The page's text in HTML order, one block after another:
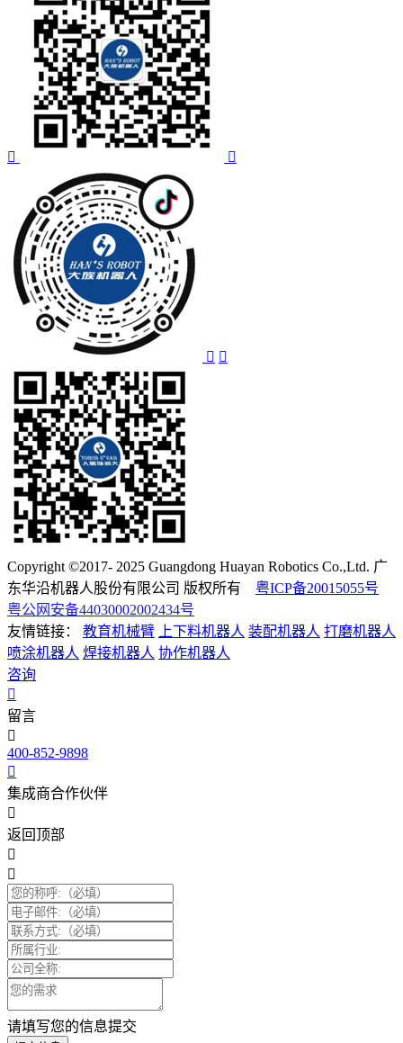
Copyright ©2017- 2025 Guangdong Huayan Robotics Co.,Ltd. 广
东华沿机器人股份有限公司 版权所有 粤ICP备20015055号
粤公网安备44030002002434号
友情链接：
教育机械臂 上下料机器人 装配机器人 打磨机器人
喷涂机器人 焊接机器人 协作机器人
咨询
留言
400-852-9898
集成商合作伙伴
返回顶部
请填写您的信息提交